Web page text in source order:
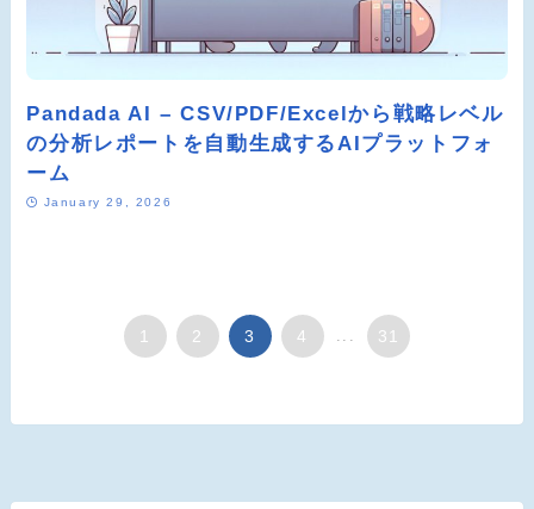
Pandada AI – CSV/PDF/Excelから戦略レベル
の分析レポートを自動生成するAIプラットフォ
ーム
January 29, 2026
1 2 3 4 31